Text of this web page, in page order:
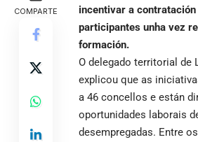
COMPARTE
incentivar a
participantes unha vez
formación.
O delegado territorial de
explicou que as
a 46 concellos e están
oportunidades laborais
desempregadas. Entre